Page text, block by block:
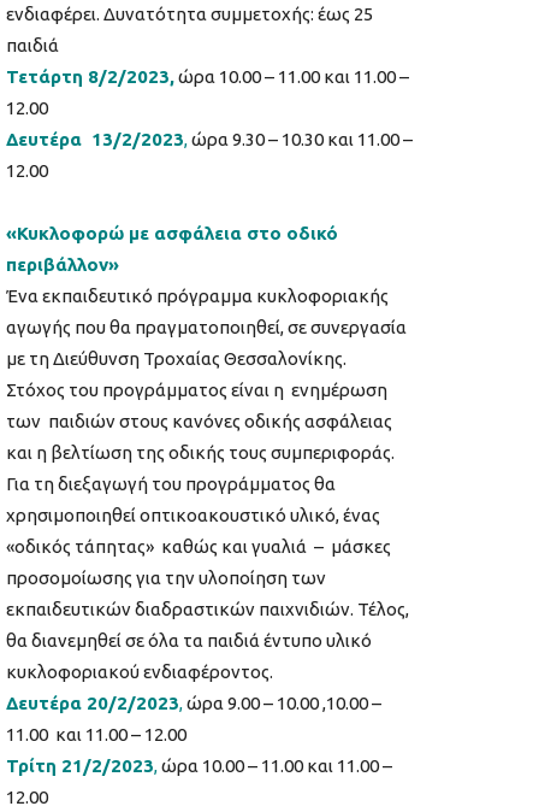
ενδιαφέρει. Δυνατότητα συμμετοχής: έως 25
παιδιά
Τετάρτη 8/2/2023,ώρα 10.00 – 11.00 και 11.00 –
12.00
Δευτέρα 13/2/2023,ώρα 9.30 – 10.30 και 11.00 –
12.00
«Κυκλοφορώ με ασφάλεια στο οδικό
περιβάλλον»
Ένα εκπαιδευτικό πρόγραμμα κυκλοφοριακής
αγωγής που θα πραγματοποιηθεί, σε συνεργασία
με τη Διεύθυνση Τροχαίας Θεσσαλονίκης.
Στόχος του προγράμματος είναι η ενημέρωση
των παιδιών στους κανόνες οδικής ασφάλειας
και η βελτίωση της οδικής τους συμπεριφοράς.
Για τη διεξαγωγή του προγράμματος θα
χρησιμοποιηθεί οπτικοακουστικό υλικό, ένας
«οδικός τάπητας» καθώς και γυαλιά – μάσκες
προσομοίωσης για την υλοποίηση των
εκπαιδευτικών διαδραστικών παιχνιδιών. Τέλος,
θα διανεμηθεί σε όλα τα παιδιά έντυπο υλικό
κυκλοφοριακού ενδιαφέροντος.
Δευτέρα 20/2/2023,ώρα 9.00 – 10.00 ,10.00 –
11.00 και 11.00 – 12.00
Τρίτη 21/2/2023,ώρα 10.00 – 11.00 και 11.00 –
12.00